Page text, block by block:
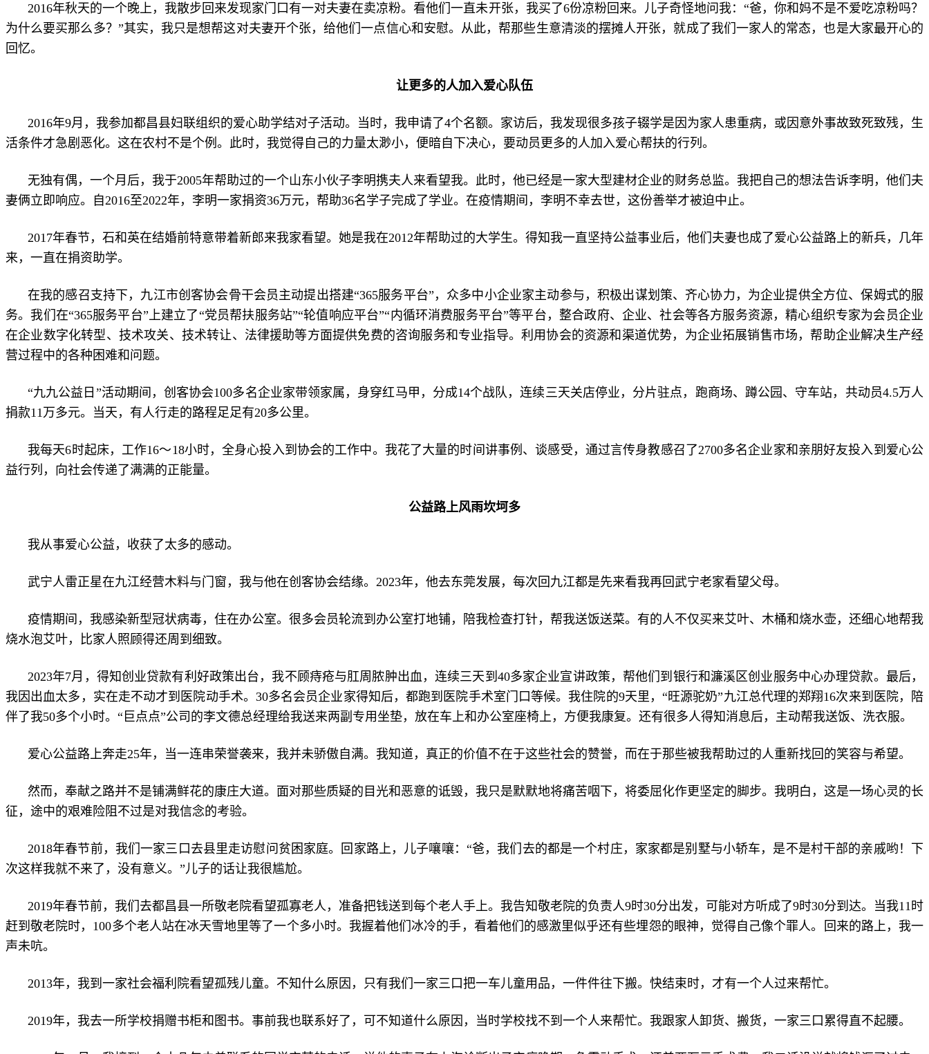
2016年秋天的一个晚上，我散步回来发现家门口有一对夫妻在卖凉粉。看他们一直未开张，我买了6份凉粉回来。儿子奇怪地问我：“爸，你和妈不是不爱吃凉粉吗？
为什么要买那么多？”其实，我只是想帮这对夫妻开个张，给他们一点信心和安慰。从此，帮那些生意清淡的摆摊人开张，就成了我们一家人的常态，也是大家最开心的
回忆。
让更多的人加入爱心队伍
2016年9月，我参加都昌县妇联组织的爱心助学结对子活动。当时，我申请了4个名额。家访后，我发现很多孩子辍学是因为家人患重病，或因意外事故致死致残，生
活条件才急剧恶化。这在农村不是个例。此时，我觉得自己的力量太渺小，便暗自下决心，要动员更多的人加入爱心帮扶的行列。
无独有偶，一个月后，我于2005年帮助过的一个山东小伙子李明携夫人来看望我。此时，他已经是一家大型建材企业的财务总监。我把自己的想法告诉李明，他们夫
妻俩立即响应。自2016至2022年，李明一家捐资36万元，帮助36名学子完成了学业。在疫情期间，李明不幸去世，这份善举才被迫中止。
2017年春节，石和英在结婚前特意带着新郎来我家看望。她是我在2012年帮助过的大学生。得知我一直坚持公益事业后，他们夫妻也成了爱心公益路上的新兵，几年
来，一直在捐资助学。
在我的感召支持下，九江市创客协会骨干会员主动提出搭建“365服务平台”，众多中小企业家主动参与，积极出谋划策、齐心协力，为企业提供全方位、保姆式的服
务。我们在“365服务平台”上建立了“党员帮扶服务站”“轮值响应平台”“内循环消费服务平台”等平台，整合政府、企业、社会等各方服务资源，精心组织专家为会员企业
在企业数字化转型、技术攻关、技术转让、法律援助等方面提供免费的咨询服务和专业指导。利用协会的资源和渠道优势，为企业拓展销售市场，帮助企业解决生产经
营过程中的各种困难和问题。
“九九公益日”活动期间，创客协会100多名企业家带领家属，身穿红马甲，分成14个战队，连续三天关店停业，分片驻点，跑商场、蹲公园、守车站，共动员4.5万人
捐款11万多元。当天，有人行走的路程足足有20多公里。
我每天6时起床，工作16～18小时，全身心投入到协会的工作中。我花了大量的时间讲事例、谈感受，通过言传身教感召了2700多名企业家和亲朋好友投入到爱心公
益行列，向社会传递了满满的正能量。
公益路上风雨坎坷多
我从事爱心公益，收获了太多的感动。
武宁人雷正星在九江经营木料与门窗，我与他在创客协会结缘。2023年，他去东莞发展，每次回九江都是先来看我再回武宁老家看望父母。
疫情期间，我感染新型冠状病毒，住在办公室。很多会员轮流到办公室打地铺，陪我检查打针，帮我送饭送菜。有的人不仅买来艾叶、木桶和烧水壶，还细心地帮我
烧水泡艾叶，比家人照顾得还周到细致。
2023年7月，得知创业贷款有利好政策出台，我不顾痔疮与肛周脓肿出血，连续三天到40多家企业宣讲政策，帮他们到银行和濂溪区创业服务中心办理贷款。最后，
我因出血太多，实在走不动才到医院动手术。30多名会员企业家得知后，都跑到医院手术室门口等候。我住院的9天里，“旺源驼奶”九江总代理的郑翔16次来到医院，陪
伴了我50多个小时。“巨点点”公司的李文德总经理给我送来两副专用坐垫，放在车上和办公室座椅上，方便我康复。还有很多人得知消息后，主动帮我送饭、洗衣服。
爱心公益路上奔走25年，当一连串荣誉袭来，我并未骄傲自满。我知道，真正的价值不在于这些社会的赞誉，而在于那些被我帮助过的人重新找回的笑容与希望。
然而，奉献之路并不是铺满鲜花的康庄大道。面对那些质疑的目光和恶意的诋毁，我只是默默地将痛苦咽下，将委屈化作更坚定的脚步。我明白，这是一场心灵的长
征，途中的艰难险阻不过是对我信念的考验。
2018年春节前，我们一家三口去县里走访慰问贫困家庭。回家路上，儿子嚷嚷：“爸，我们去的都是一个村庄，家家都是别墅与小轿车，是不是村干部的亲戚哟！下
次这样我就不来了，没有意义。”儿子的话让我很尴尬。
2019年春节前，我们去都昌县一所敬老院看望孤寡老人，准备把钱送到每个老人手上。我告知敬老院的负责人9时30分出发，可能对方听成了9时30分到达。当我11时
赶到敬老院时，100多个老人站在冰天雪地里等了一个多小时。我握着他们冰冷的手，看着他们的感激里似乎还有些埋怨的眼神，觉得自己像个罪人。回来的路上，我一
声未吭。
2013年，我到一家社会福利院看望孤残儿童。不知什么原因，只有我们一家三口把一车儿童用品，一件件往下搬。快结束时，才有一个人过来帮忙。
2019年，我去一所学校捐赠书柜和图书。事前我也联系好了，可不知道什么原因，当时学校找不到一个人来帮忙。我跟家人卸货、搬货，一家三口累得直不起腰。